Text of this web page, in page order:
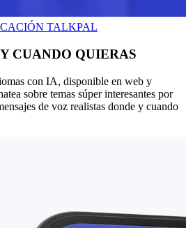
TALKPAL
CUANDO QUIERAS
con IA, disponible en web y
sobre temas súper interesantes por
de voz realistas donde y cuando